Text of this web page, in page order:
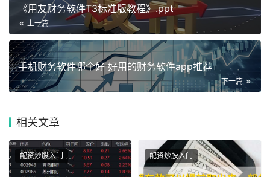
《用友财务软件T3标准版教程》.ppt
上一篇
手机财务软件哪个好 好用的财务软件app推荐
下一篇
相关文章
配资炒股入门 配资炒股入门